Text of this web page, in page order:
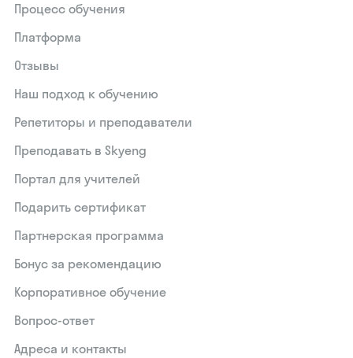
Процесс обучения
Платформа
Отзывы
Наш подход к обучению
Репетиторы и преподаватели
Преподавать в Skyeng
Портал для учителей
Подарить сертификат
Партнерская программа
Бонус за рекомендацию
Корпоративное обучение
Вопрос-ответ
Адреса и контакты